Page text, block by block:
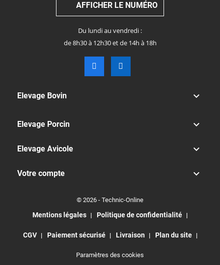
AFFICHER LE NUMÉRO
Du lundi au vendredi :
de 8h30 à 12h30 et de 14h à 18h
Elevage Bovin 
Elevage Porcin 
Elevage Avicole 
Votre compte 
© 2026 - Technic-Online
Mentions légales Politique de confidentialité
CGV Paiement sécurisé Livraison Plan du site
Paramètres des cookies